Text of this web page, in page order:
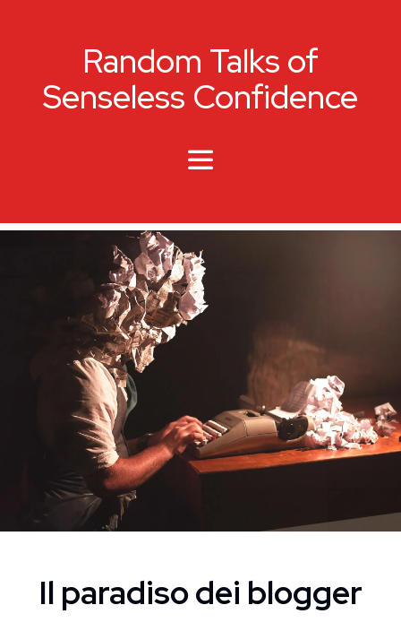
Random Talks of
Senseless Confidence
Il paradiso dei blogger